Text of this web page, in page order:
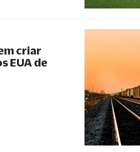
criar
EUA de